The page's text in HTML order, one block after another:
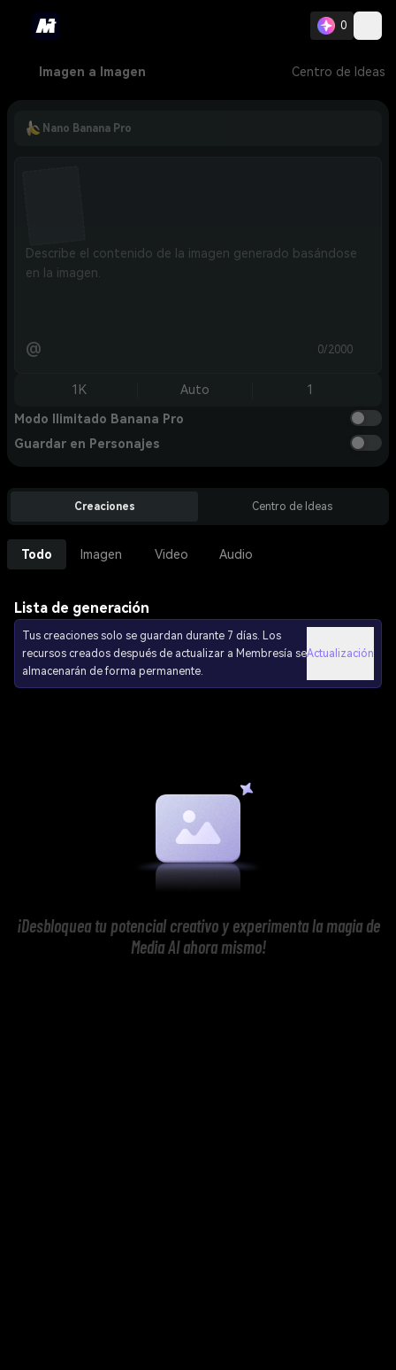
0
Imagen a Imagen Centro de Ideas
Nano Banana Pro
@ 0/2000
1K Auto 1
Modo Ilimitado Banana Pro
Guardar en Personajes
Creaciones Centro de Ideas
Todo Imagen Video Audio
Lista de generación
Tus creaciones solo se guardan durante 7 días. Los
recursos creados después de actualizar a Membresía se
almacenarán de forma permanente.
Actualización
¡Desbloquea tu potencial creativo y experimenta la magia de
Media AI ahora mismo!